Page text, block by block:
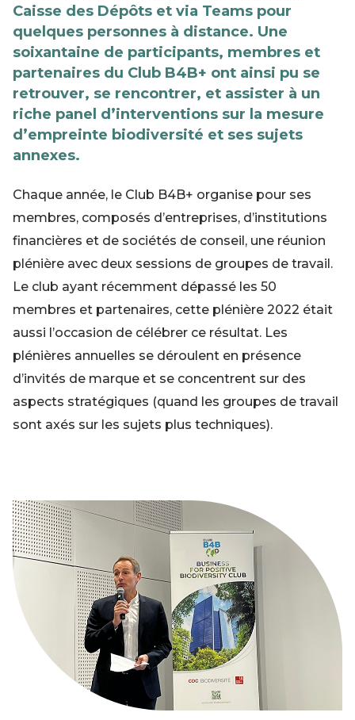
Caisse des Dépôts et via Teams pour
quelques personnes à distance. Une
soixantaine de participants, membres et
partenaires du Club B4B+ ont ainsi pu se
retrouver, se rencontrer, et assister à un
riche panel d’interventions sur la mesure
d’empreinte biodiversité et ses sujets
annexes.
Chaque année, le Club B4B+ organise pour ses
membres, composés d’entreprises, d’institutions
financières et de sociétés de conseil, une réunion
plénière avec deux sessions de groupes de travail.
Le club ayant récemment dépassé les 50
membres et partenaires, cette plénière 2022 était
aussi l’occasion de célébrer ce résultat. Les
plénières annuelles se déroulent en présence
d’invités de marque et se concentrent sur des
aspects stratégiques (quand les groupes de travail
sont axés sur les sujets plus techniques).